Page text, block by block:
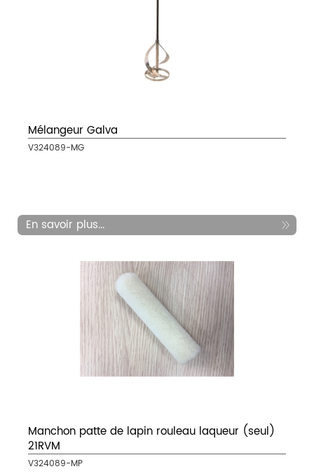
Mélangeur Galva
V324089-MG
En savoir plus...
Manchon patte de lapin rouleau laqueur (seul)
21RVM
V324089-MP